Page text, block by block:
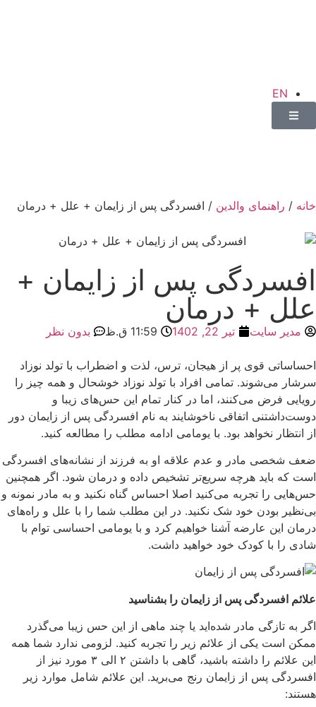
EN
خانه / راهنمای والدین / افسردگی پس از زایمان + علل + درمان
افسردگی پس از زایمان +
علل + درمان
مدیر سایت تیر 22, 1402 11:59 ق.ظ بدون نظر
احساساتی قوی پر از هیجان، ترس، لذت و اضطراب با تولد نوزاد
سرشار می‌شوند. تمامی افراد با تولد نوزاد خوشحال و همه چیز را
رویایی فرض می‌کنند، اما در کنار تمام این حس‌های زیبا و
دوست‌داشتنی اتفاقی ناخوشایند به نام افسردگی پس از زایمان دور
از انتظار نخواهد بود. با یومامی ادامه مطلب را مطالعه کنید.
ضعف شخصی مادر و عدم علاقه او به فرزند از نشانه‌های افسردگی
است که باید هرچه سریع‌تر تشخیص داده و درمان شود. اگر همچنین
حس‌هایی را تجربه می‌کنید اصلا احساس گناه نکنید و به مادر نمونه و
بی‌نظیر بودن خود شک نکنید. در این مطلب شما را با علل و راه‌های
درمان این عارضه آشنا خواهیم کرد و با یومامی احساسی توام با
شادی را با کودک خود خواهید داشت.
علائم افسردگی پس از زایمان را بشناسید
اگر به تازگی مادر شده‌اید یا چند ماهی از این حس زیبا می‌گذرد
ممکن است یکی از علائم زیر را تجربه کنید. لزومی ندارد شما همه
این علائم را داشته باشید، گاهی با داشتن ۲ الی ۳ مورد نیز از
افسردگی پس از زایمان رنج می‌برید. این علائم شامل موارد زیر
هستند: